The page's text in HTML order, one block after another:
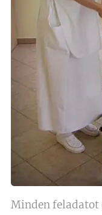
Minden feladatot